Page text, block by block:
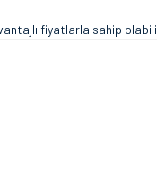
fiyatlarla sahip